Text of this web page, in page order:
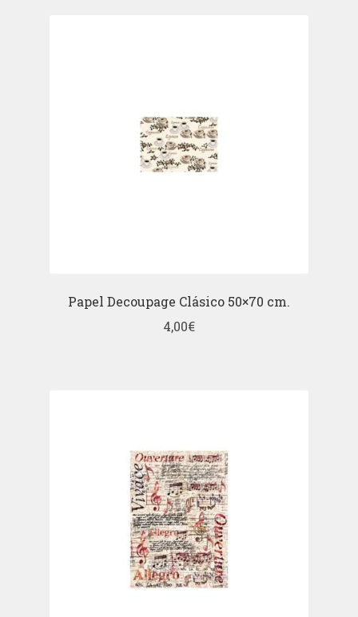
Papel Decoupage Clásico 50×70 cm.
4,00€